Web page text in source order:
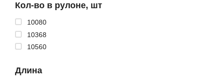
Кол-во в рулоне, шт
10080
10368
10560
Длина